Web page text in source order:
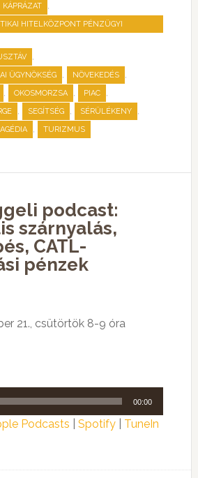
KÁPRÁZAT ,
HITELKÖZPONT PÉNZÜGYI
,
ÜGYNÖKSÉG , NÖVEKEDÉS ,
, OKOSMORZSA , PIAC ,
, SEGÍTSÉG , SÉRÜLÉKENY ,
, TURIZMUS
podcast:
szárnyalás,
CATL-
pénzek
21., csütörtök 8-9 óra
00:00
Podcasts Spotify| TuneIn